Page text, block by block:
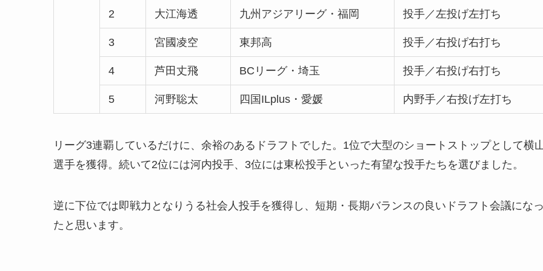
2 大江海透 九州アジアリーグ・福岡 投手／左投げ左打ち
3 宮國凌空 東邦高 投手／右投げ右打ち
4 芦田丈飛 BCリーグ・埼玉 投手／右投げ右打ち
5 河野聡太 四国ILplus・愛媛 内野手／右投げ左打ち
リーグ3連覇しているだけに、余裕のあるドラフトでした。1位で大型のショートストップとして横
選手を獲得。続いて2位には河内投手、3位には東松投手といった有望な投手たちを選びました。
逆に下位では即戦力となりうる社会人投手を獲得し、短期・長期バランスの良いドラフト会議にな
たと思います。